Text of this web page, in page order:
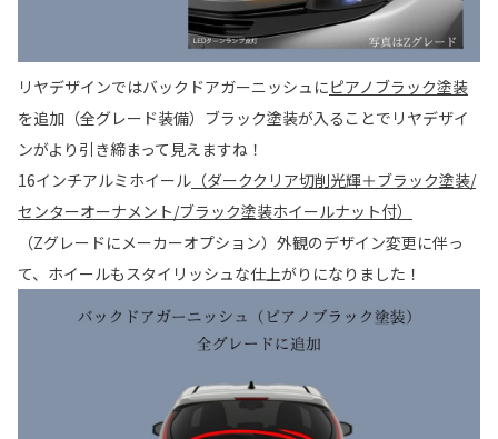
リヤデザインではバックドアガーニッシュにピアノブラック塗装
を追加（全グレード装備）ブラック塗装が入ることでリヤデザイ
ンがより引き締まって見えますね！
16インチアルミホイール （ダーククリア切削光輝＋ブラック塗装/
センターオーナメント/ブラック塗装ホイールナット付）
（Zグレードにメーカーオプション）外観のデザイン変更に伴っ
て、ホイールもスタイリッシュな仕上がりになりました！